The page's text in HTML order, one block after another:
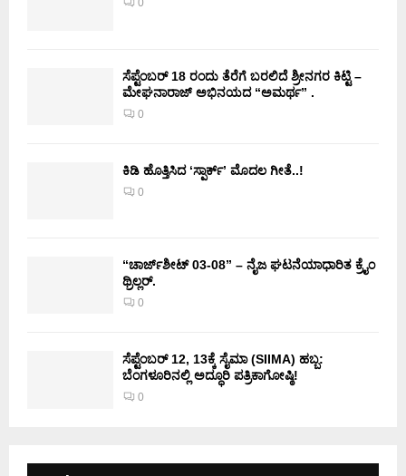
0
ಸೆಪ್ಟೆಂಬರ್ 18 ರಂದು ತೆರೆಗೆ ಬರಲಿದೆ ಶ್ರೀನಗರ ಕಿಟ್ಟಿ –
ಮೇಘನಾರಾಜ್ ಅಭಿನಯದ “ಅಮರ್ಥ” .
0
ಕಿಡಿ‌‌ ಹೊತ್ತಿಸಿದ ‘ಸ್ಪಾರ್ಕ್’ ಮೊದಲ‌ ಗೀತೆ..!
0
“ಚಾರ್ಜ್‌ಶೀಟ್ 03-08” – ನೈಜ ಘಟನೆಯಾಧಾರಿತ ಕ್ರೈಂ
ಥ್ರಿಲ್ಲರ್.
0
ಸೆಪ್ಟೆಂಬರ್ 12, 13ಕ್ಕೆ ಸೈಮಾ (SIIMA) ಹಬ್ಬ:
ಬೆಂಗಳೂರಿನಲ್ಲಿ ಅದ್ಧೂರಿ ಪತ್ರಿಕಾಗೋಷ್ಠಿ!
0